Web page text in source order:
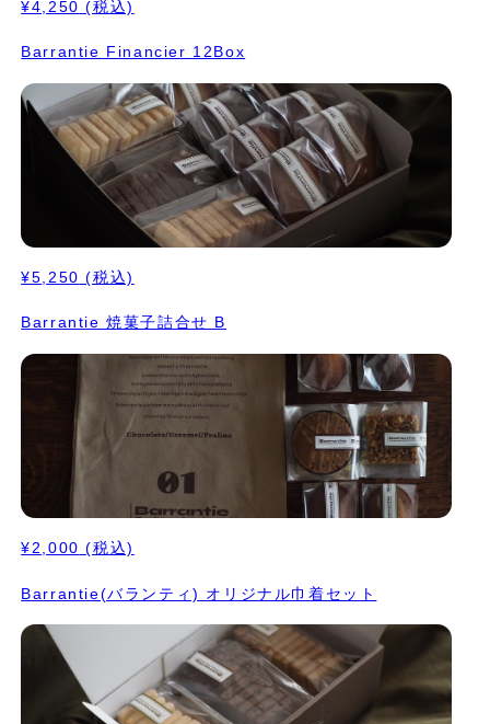
¥4,250 (税込)
Barrantie Financier 12Box
¥5,250 (税込)
Barrantie 焼菓子詰合せ B
¥2,000 (税込)
Barrantie(バランティ) オリジナル巾着セット